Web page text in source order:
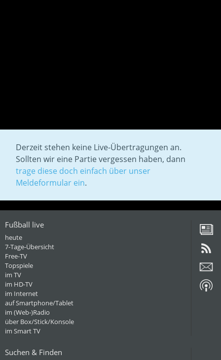
Derzeit stehen keine Live-Übertragungen an.
Sollten wir eine Partie vergessen haben, dann
trage diese doch einfach über unser
Meldeformular ein.
Fußball live
heute
7-Tage-Übersicht
Free-TV
Topspiele
im TV
im HD-TV
im Internet
auf Smartphone/Tablet
im (Web-)Radio
über Box/Stick/Konsole
im Smart TV
Suchen & Finden